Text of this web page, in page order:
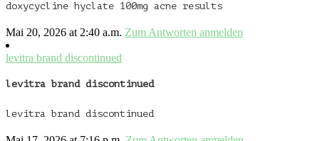
doxycycline hyclate 100mg acne results
Mai 20, 2026 at 2:40 a.m. Zum Antworten anmelden
levitra brand discontinued
levitra brand discontinued
levitra brand discontinued